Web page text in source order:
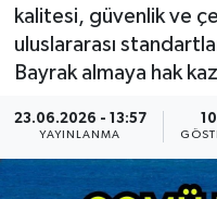
kalitesi, güvenlik ve
uluslararası
Bayrak almaya hak
23.06.2026 - 13:57
YAYINLANMA
Magazin
Resmi İlanlar
Sağlık
Haber Arşivi